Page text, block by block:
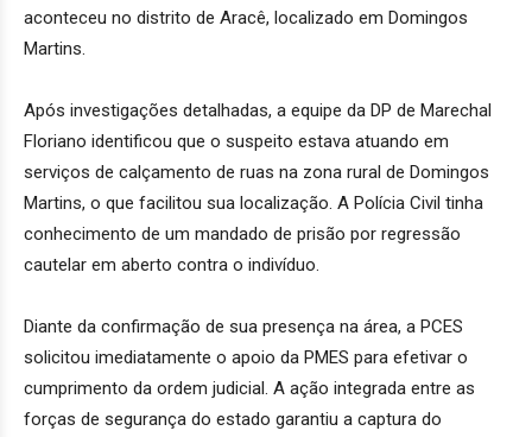
aconteceu no distrito de Aracê, localizado em Domingos
Martins.
Após investigações detalhadas, a equipe da DP de Marechal
Floriano identificou que o suspeito estava atuando em
serviços de calçamento de ruas na zona rural de Domingos
Martins, o que facilitou sua localização. A Polícia Civil tinha
conhecimento de um mandado de prisão por regressão
cautelar em aberto contra o indivíduo.
Diante da confirmação de sua presença na área, a PCES
solicitou imediatamente o apoio da PMES para efetivar o
cumprimento da ordem judicial. A ação integrada entre as
forças de segurança do estado garantiu a captura do